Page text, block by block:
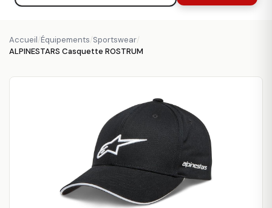
Accueil/Équipements/Sportswear/
ALPINESTARS Casquette ROSTRUM